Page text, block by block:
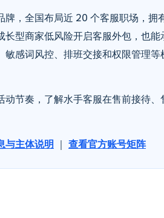
，全国布局近 20 个客服职场，拥
型商家低风险开启客服外包，也
感词风控、排班交接和权限管理
节奏，了解水手客服在售前接待
与主体说明 ｜ 查看官方账号矩阵